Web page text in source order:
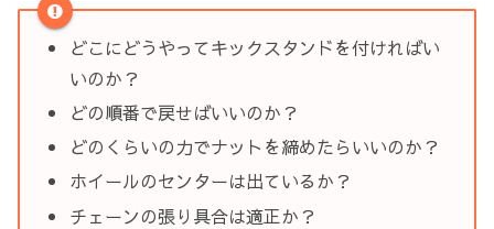
どこにどうやってキックスタンドを付ければい
いのか？
どの順番で戻せばいいのか？
どのくらいの力でナットを締めたらいいのか？
ホイールのセンターは出ているか？
チェーンの張り具合は適正か？